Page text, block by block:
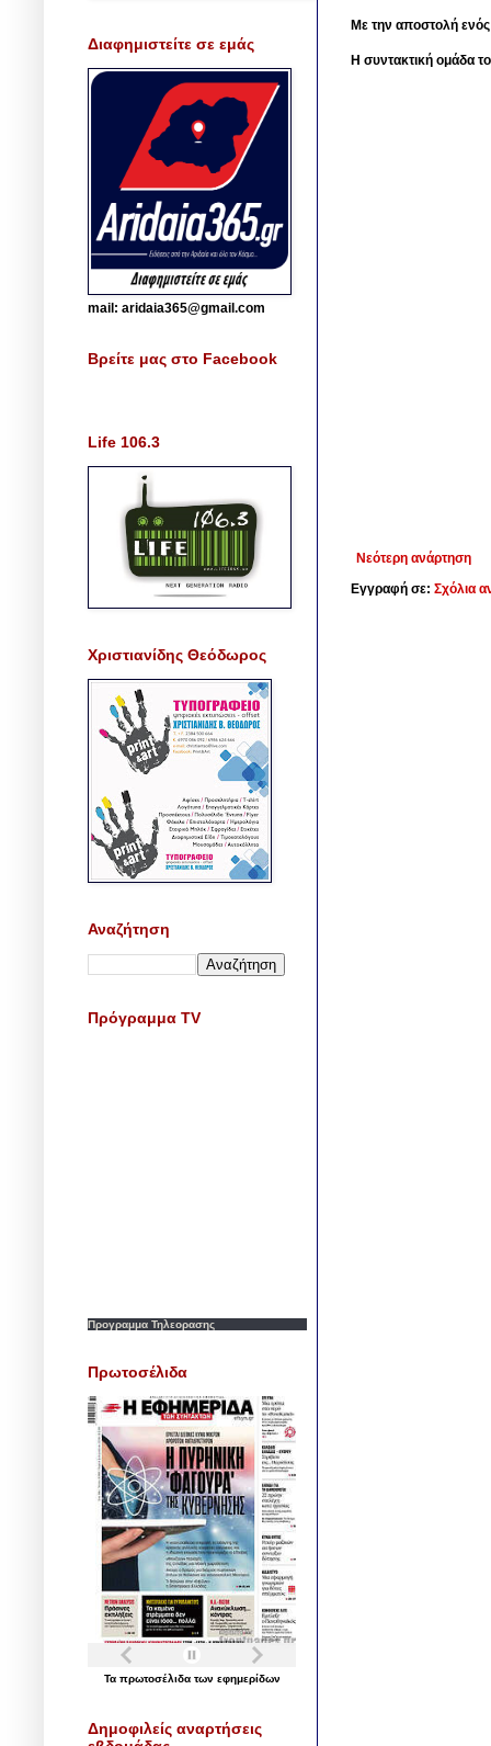
Με την αποστολή
Η συντακτική ομάδα
Νεότερη ανάρτηση
Εγγραφή σε: Σχόλια
Διαφημιστείτε σε εμάς
mail: aridaia365@gmail.com
Βρείτε μας στο Facebook
Life 106.3
Χριστιανίδης Θεόδωρος
Αναζήτηση
Πρόγραμμα TV
Προγραμμα Τηλεορασης
Πρωτοσέλιδα
Τα πρωτοσέλιδα των εφημερίδων
Δημοφιλείς αναρτήσεις